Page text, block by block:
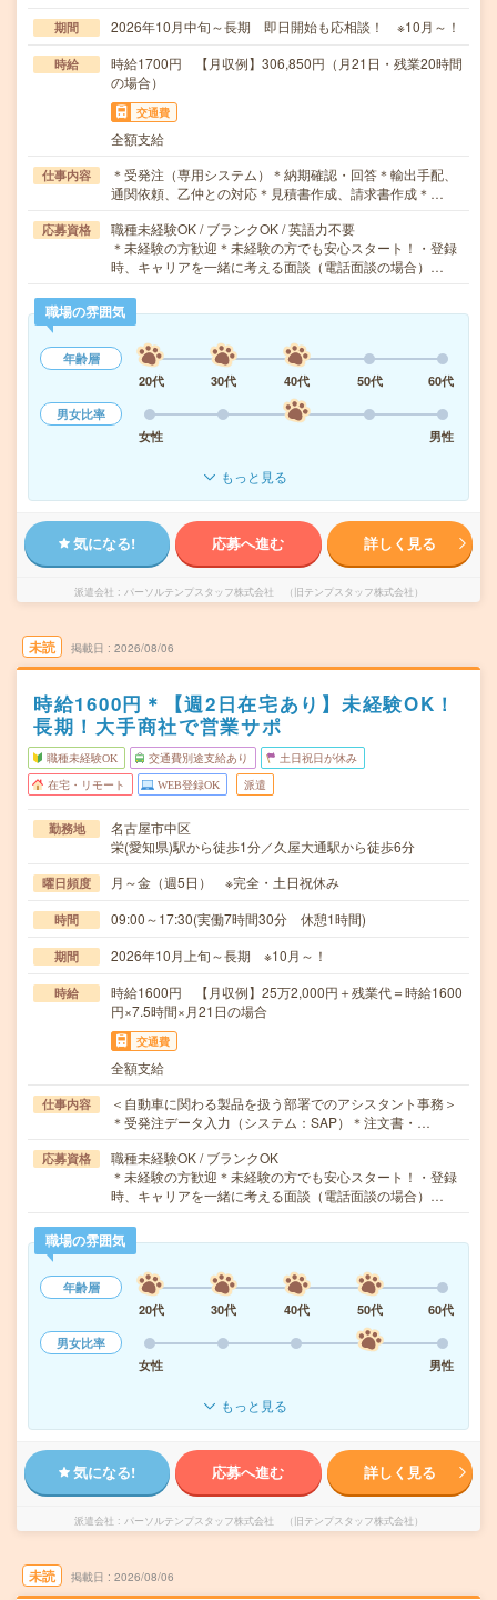
期間 2026年10月中旬～長期 即日開始も応相談！ ※10月～！
時給
時給1700円 【月収例】306,850円（月21日・残業20時間
の場合）
交通費
全額支給
仕事内容
＊受発注（専用システム）＊納期確認・回答＊輸出手配、
通関依頼、乙仲との対応＊見積書作成、請求書作成＊…
応募資格
職種未経験OK / ブランクOK / 英語力不要
＊未経験の方歓迎＊未経験の方でも安心スタート！・登録
時、キャリアを一緒に考える面談（電話面談の場合）…
職場の雰囲気
年齢層
20代
30代 40代 50代
60代
男女比率
女性
男性
もっと見る
気になる! 応募へ進む 詳しく見る
派遣会社 パーソルテンプスタッフ株式会社 （旧テンプスタッフ株式会社）
未読 掲載日 2026/08/06
時給1600円＊【週2日在宅あり】未経験OK！
長期！大手商社で営業サポ
職種未経験OK 交通費別途支給あり 土日祝日が休み
在宅・リモート WEB登録OK 派遣
勤務地
名古屋市中区
栄(愛知県)駅から徒歩1分／久屋大通駅から徒歩6分
曜日頻度 月～金（週5日） ※完全・土日祝休み
時間 09:00～17:30(実働7時間30分 休憩1時間)
期間 2026年10月上旬～長期 ※10月～！
時給
時給1600円 【月収例】25万2,000円＋残業代＝時給1600
円×7.5時間×月21日の場合
交通費
全額支給
仕事内容
＜自動車に関わる製品を扱う部署でのアシスタント事務＞
＊受発注データ入力（システム：SAP）＊注文書・…
応募資格
職種未経験OK / ブランクOK
＊未経験の方歓迎＊未経験の方でも安心スタート！・登録
時、キャリアを一緒に考える面談（電話面談の場合）…
職場の雰囲気
年齢層
20代
30代 40代 50代
60代
男女比率
女性
男性
もっと見る
気になる! 応募へ進む 詳しく見る
派遣会社 パーソルテンプスタッフ株式会社 （旧テンプスタッフ株式会社）
未読 掲載日 2026/08/06